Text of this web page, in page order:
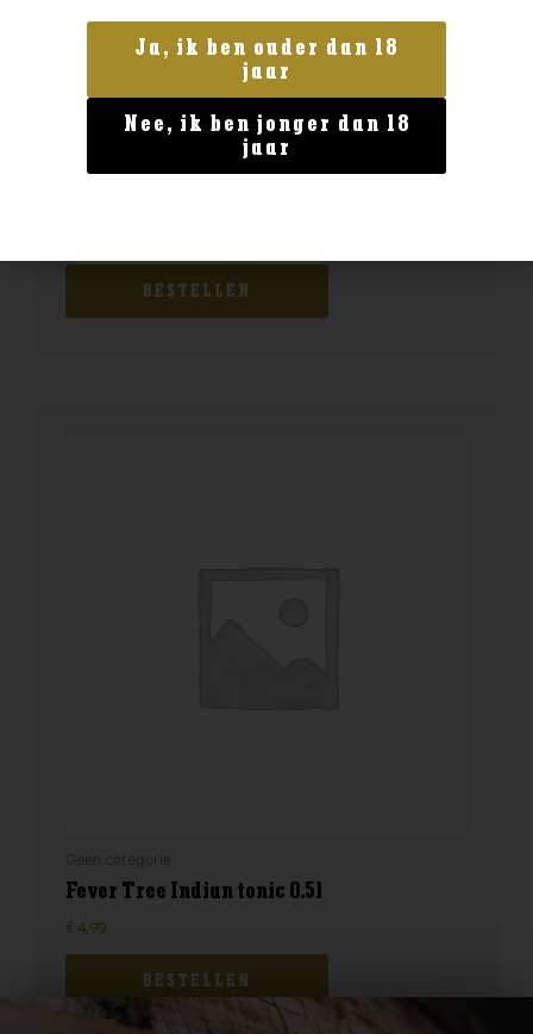
Geen categorie
BESTELLEN
Fever Tree Indian tonic 0.5l
€ 4,99
BESTELLEN
Ja, ik ben ouder dan 18
jaar
Nee, ik ben jonger dan 18
jaar